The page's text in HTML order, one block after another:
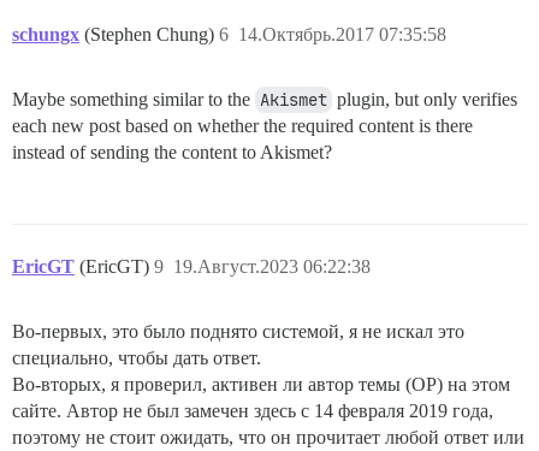
schungx (Stephen Chung) 14.Октябрь.2017 07:35:58
6
Maybe something similar to the Akismet plugin, but only verifies
each new post based on whether the required content is there
instead of sending the content to Akismet?
EricGT (EricGT) 19.Август.2023 06:22:38
9
Во-первых, это было поднято системой, я не искал это
специально, чтобы дать ответ.
Во-вторых, я проверил, активен ли автор темы (OP) на этом
сайте. Автор не был замечен здесь с 14 февраля 2019 года,
поэтому не стоит ожидать, что он прочитает любой ответ или